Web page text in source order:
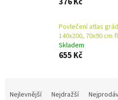
Povlečení atlas
140x200, 70x90 cm
Skladem
655 Kč
Nejlevnější Nejdražší